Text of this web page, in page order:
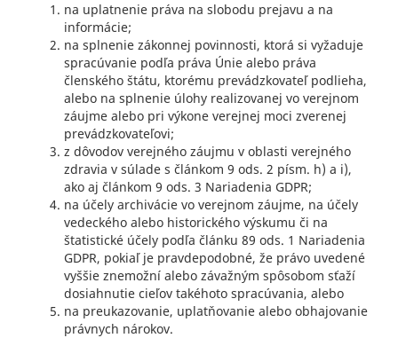
na uplatnenie práva na slobodu prejavu a na
informácie;
na splnenie zákonnej povinnosti, ktorá si vyžaduje
spracúvanie podľa práva Únie alebo práva
členského štátu, ktorému prevádzkovateľ podlieha,
alebo na splnenie úlohy realizovanej vo verejnom
záujme alebo pri výkone verejnej moci zverenej
prevádzkovateľovi;
z dôvodov verejného záujmu v oblasti verejného
zdravia v súlade s článkom 9 ods. 2 písm. h) a i),
ako aj článkom 9 ods. 3 Nariadenia GDPR;
na účely archivácie vo verejnom záujme, na účely
vedeckého alebo historického výskumu či na
štatistické účely podľa článku 89 ods. 1 Nariadenia
GDPR, pokiaľ je pravdepodobné, že právo uvedené
vyššie znemožní alebo závažným spôsobom sťaží
dosiahnutie cieľov takéhoto spracúvania, alebo
na preukazovanie, uplatňovanie alebo obhajovanie
právnych nárokov.